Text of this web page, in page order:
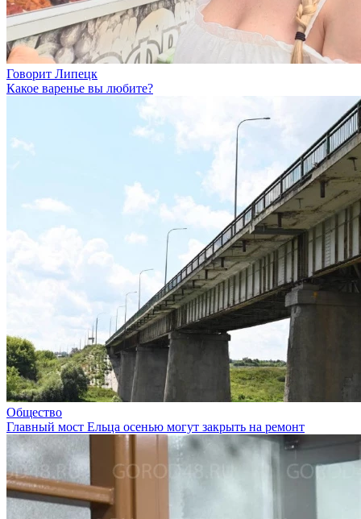
Говорит Липецк
Какое варенье вы любите?
Общество
Главный мост Ельца осенью могут закрыть на ремонт